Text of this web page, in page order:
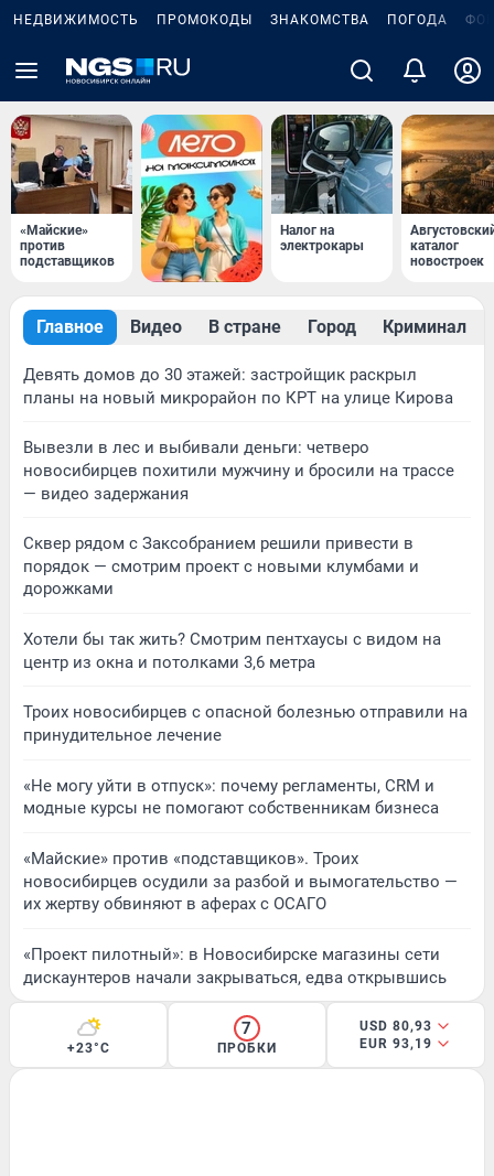
НЕДВИЖИМОСТЬ ПРОМОКОДЫ ЗНАКОМСТВА ПОГОДА
«Майские»
против
подставщиков
Налог на
электрокары
каталог
новостроек
Главное Видео В стране Город Криминал
Девять домов до 30 этажей: застройщик раскрыл
планы на новый микрорайон по КРТ на улице Кирова
Вывезли в лес и выбивали деньги: четверо
новосибирцев похитили мужчину и бросили на трассе
— видео задержания
Сквер рядом с Заксобранием решили привести в
порядок — смотрим проект с новыми клумбами и
дорожками
Хотели бы так жить? Смотрим пентхаусы с видом на
центр из окна и потолками 3,6 метра
Троих новосибирцев с опасной болезнью отправили на
принудительное лечение
«Не могу уйти в отпуск»: почему регламенты, CRM и
модные курсы не помогают собственникам бизнеса
«Майские» против «подставщиков». Троих
новосибирцев осудили за разбой и вымогательство —
их жертву обвиняют в аферах с ОСАГО
«Проект пилотный»: в Новосибирске магазины сети
дискаунтеров начали закрываться, едва открывшись
+23°C
7
ПРОБКИ
USD 80,93
EUR 93,19